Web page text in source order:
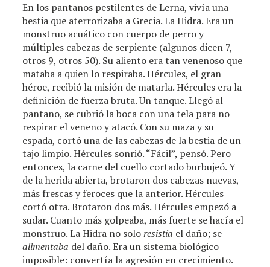
En los pantanos pestilentes de Lerna, vivía una
bestia que aterrorizaba a Grecia. La Hidra. Era un
monstruo acuático con cuerpo de perro y
múltiples cabezas de serpiente (algunos dicen 7,
otros 9, otros 50). Su aliento era tan venenoso que
mataba a quien lo respiraba. Hércules, el gran
héroe, recibió la misión de matarla. Hércules era la
definición de fuerza bruta. Un tanque. Llegó al
pantano, se cubrió la boca con una tela para no
respirar el veneno y atacó. Con su maza y su
espada, cortó una de las cabezas de la bestia de un
tajo limpio. Hércules sonrió. “Fácil”, pensó. Pero
entonces, la carne del cuello cortado burbujeó. Y
de la herida abierta, brotaron dos cabezas nuevas,
más frescas y feroces que la anterior. Hércules
cortó otra. Brotaron dos más. Hércules empezó a
sudar. Cuanto más golpeaba, más fuerte se hacía el
monstruo. La Hidra no soloresistía el daño; se
alimentaba del daño. Era un sistema biológico
imposible: convertía la agresión en crecimiento.